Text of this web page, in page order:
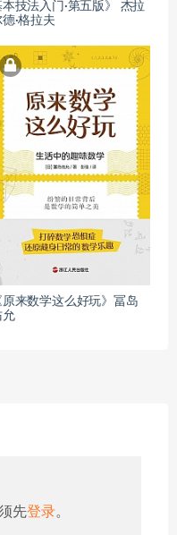
本技法入门·第五版》 杰拉
德·格拉夫
原来数学这么好玩》冨岛
允
先登录。